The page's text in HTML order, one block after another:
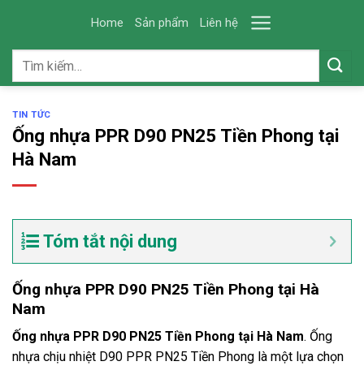
content
Home Sản phẩm Liên hệ
Tìm
TIN TỨC
Ống nhựa PPR D90 PN25 Tiền Phong tại
Hà Nam
Tóm tắt nội dung
Ống nhựa PPR D90 PN25 Tiền Phong tại Hà
Nam
Ống nhựa PPR D90 PN25 Tiền Phong tại Hà Nam. Ống
nhựa chịu nhiệt D90 PPR PN25 Tiền Phong là một lựa chọn